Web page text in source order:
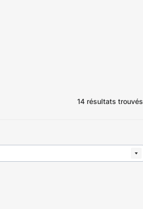
14 résultats